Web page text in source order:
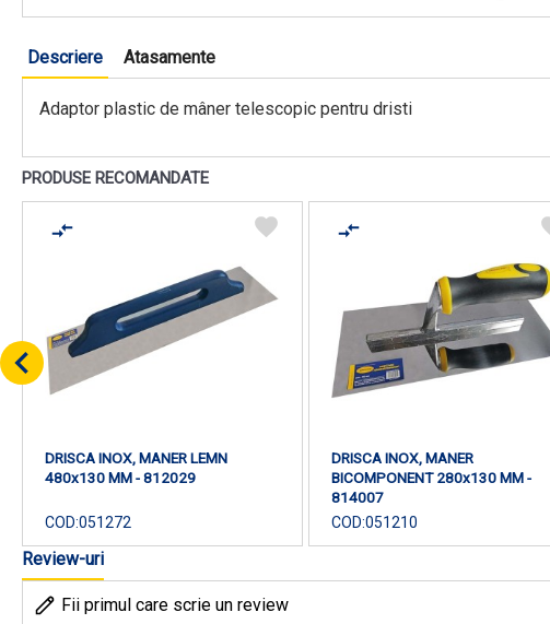
Descriere Atasamente
Adaptor plastic de mâner telescopic pentru dristi
PRODUSE RECOMANDATE
DRISCA INOX, MANER LEMN
480x130 MM - 812029
COD:051272
DRISCA INOX, MANER
BICOMPONENT 280x130 MM -
814007
COD:051210
Review-uri
Fii primul care scrie un review